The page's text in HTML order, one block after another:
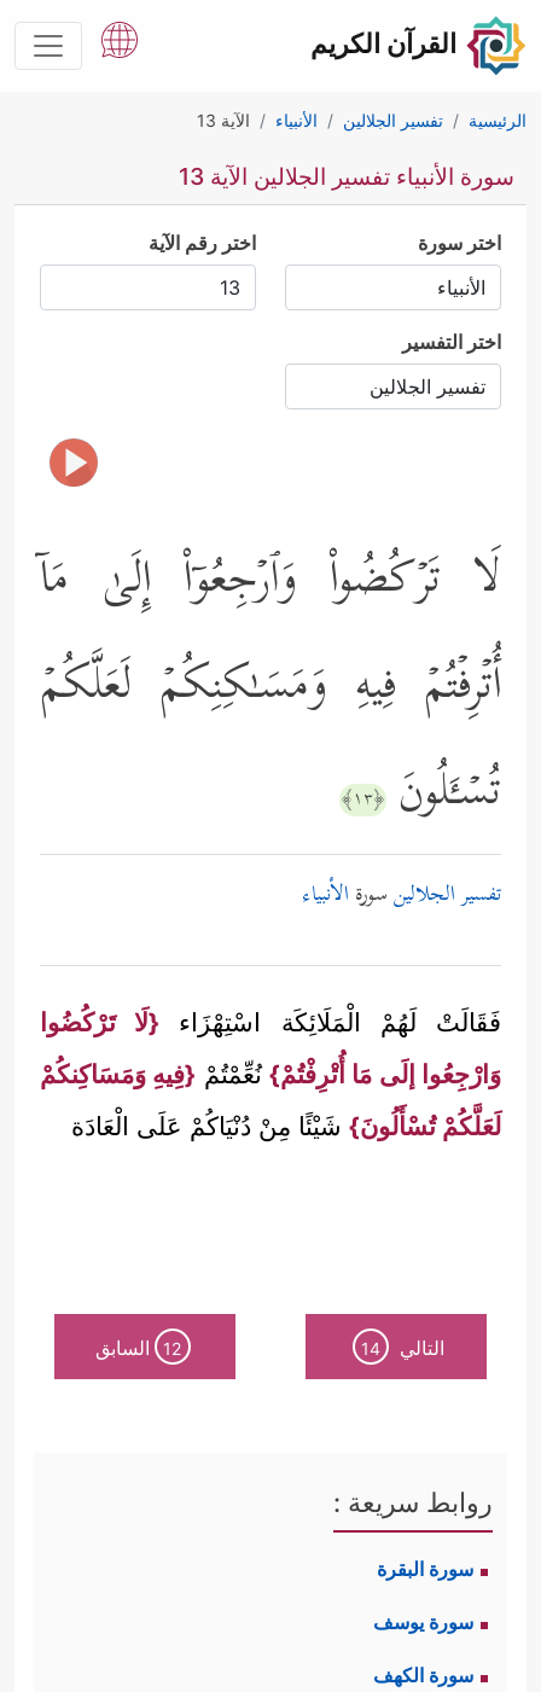
القرآن الكريم
الرئيسية تفسير الجلالين الأنبياء الآية 13
سورة الأنبياء تفسير الجلالين الآية 13
اختر سورة اختر رقم الآية
اختر التفسير
لَا تَرۡكُضُواْ وَٱرۡجِعُوۤاْ إِلَىٰ مَاۤ
أُتۡرِفۡتُمۡ فِیهِ وَمَسَـٰكِنِكُمۡ لَعَلَّكُمۡ
تُسۡـَٔلُونَ ﴿١٣﴾
تفسير الجلالينسورة الأنبياء
فَقَالَتْ لَهُمْ الْمَلَائِكَة اسْتِهْزَاء {لَا تَرْكُضُوا
وَارْجِعُوا إلَى مَا أُتْرِفْتُمْ}نُعِّمْتُمْ {فِيهِ وَمَسَاكِنكُمْ
لَعَلَّكُمْ تُسْأَلُونَ} شَيْئًا مِنْ دُنْيَاكُمْ عَلَى الْعَادَة
التالي 14
12 السابق
روابط سريعة :
سورة البقرة
سورة يوسف
سورة الكهف